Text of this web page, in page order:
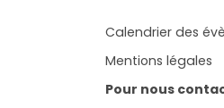
Calendrier des
Mentions légales
Pour nous